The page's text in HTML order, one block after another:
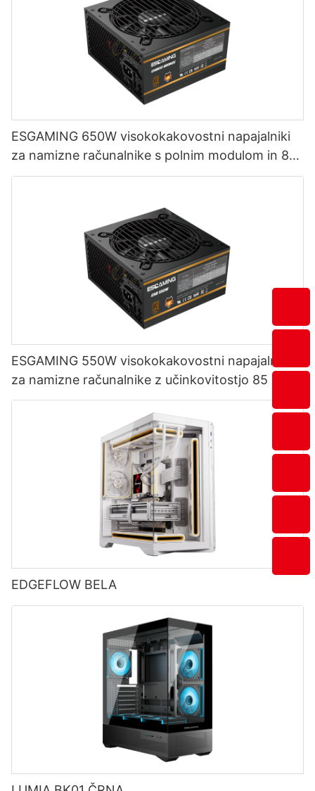
ESGAMING 650W visokokakovostni napajalniki
za namizne računalnike s polnim modulom in 85-
odstotno učinkovitostjo, 80+ bronasti
ESGAMING 550W visokokakovostni napajalniki
za namizne računalnike z učinkovitostjo 85 %,
80+ bronastimi certifikati ESB550W
EDGEFLOW BELA